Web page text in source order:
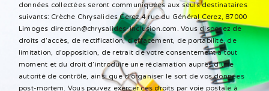
données collectées seront communiquées aux seuls destinataires
suivants: Crèche Chrysalides Cerez 4 rue du Général Cerez, 87000
Limoges direction@chrysalides-inclusion.com. Vous disposez de
droits d’accès, de rectification, d’effacement, de portabilité, de
limitation, d’opposition, de retrait de votre consentement à tout
moment et du droit d’introduire une réclamation auprès d’une
autorité de contrôle, ainsi que d’organiser le sort de vos données
post-mortem. Vous pouvez exercer ces droits par voie postale à